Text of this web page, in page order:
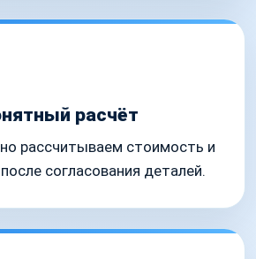
расчёт
рассчитываем стоимость и
согласования деталей.